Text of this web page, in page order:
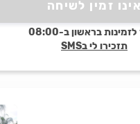
אינו זמין לשיחה
בראשון ב-08:00
תזכירו לי בSMS